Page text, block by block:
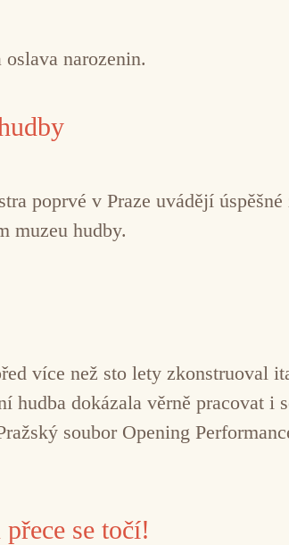
narozenin.
poprvé v Praze uvádějí
muzeu hudby.
více než sto lety zkonstruoval
dokázala věrně pracovat i
soubor Opening
se točí!